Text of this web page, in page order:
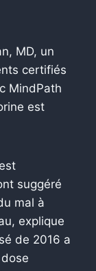
MD, un
certifiés
MindPath
est
suggéré
mal à
explique
de 2016 a